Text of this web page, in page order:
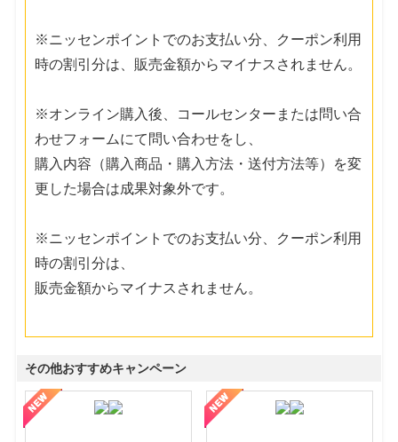
※ニッセンポイントでのお支払い分、クーポン利用
時の割引分は、販売金額からマイナスされません。
※オンライン購入後、コールセンターまたは問い合
わせフォームにて問い合わせをし、
購入内容（購入商品・購入方法・送付方法等）を変
更した場合は成果対象外です。
※ニッセンポイントでのお支払い分、クーポン利用
時の割引分は、
販売金額からマイナスされません。
その他おすすめキャンペーン